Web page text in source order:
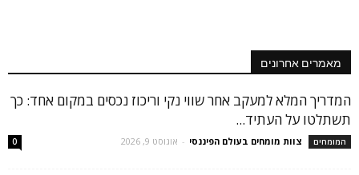
מאמרים אחרונים
המדריך המלא למעקב אחר שווי נקי וריכוז נכסים במקום אחד: כך
תשתלטו על העתיד...
המומחים צוות מומחים בעולם הפיננסי - אוגוסט 9, 2026 0